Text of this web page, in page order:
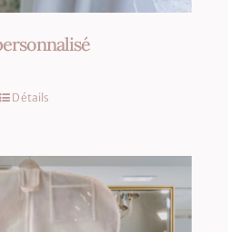
Détails